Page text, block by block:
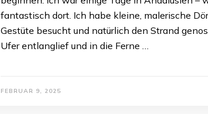
fantastisch dort. Ich habe kleine, malerische
Gestüte besucht und natürlich den Strand
Ufer entlanglief und in die Ferne …
FEBRUAR 9, 2025